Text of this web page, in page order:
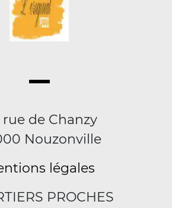
rue de Chanzy
Nouzonville
légales
PROCHES